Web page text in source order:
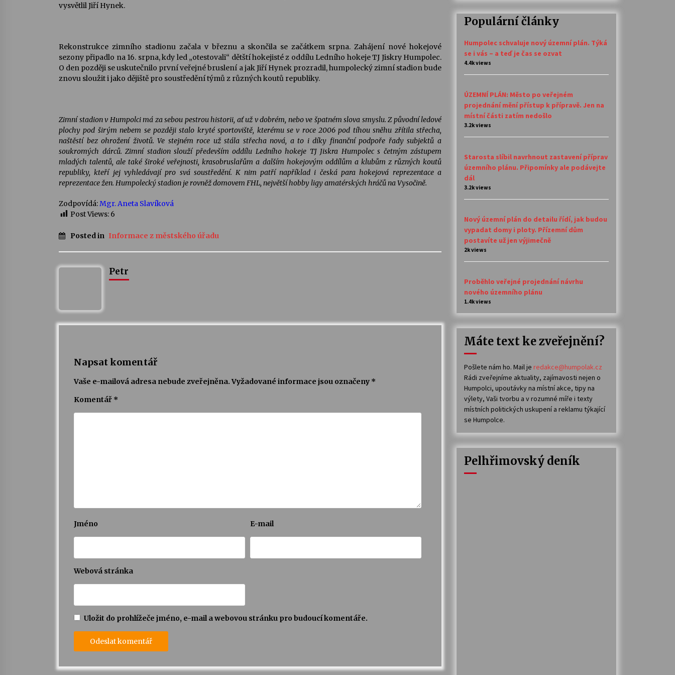
vysvětlil Jiří Hynek.
Rekonstrukce zimního stadionu začala v březnu a skončila se začátkem srpna. Zahájení nové hokejové
sezony připadlo na 16. srpna, kdy led „otestovali“ dětští hokejisté z oddílu Ledního hokeje TJ Jiskry Humpolec.
O den později se uskutečnilo první veřejné bruslení a jak Jiří Hynek prozradil, humpolecký zimní stadion bude
znovu sloužit i jako dějiště pro soustředění týmů z různých koutů republiky.
Zimní stadion v Humpolci má za sebou pestrou historii, ať už v dobrém, nebo ve špatném slova smyslu. Z původní ledové
plochy pod širým nebem se později stalo kryté sportoviště, kterému se v roce 2006 pod tíhou sněhu zřítila střecha,
naštěstí bez ohrožení životů. Ve stejném roce už stála střecha nová, a to i díky finanční podpoře řady subjektů a
soukromých dárců. Zimní stadion slouží především oddílu Ledního hokeje TJ Jiskra Humpolec s četným zástupem
mladých talentů, ale také široké veřejnosti, krasobruslařům a dalším hokejovým oddílům a klubům z různých koutů
republiky, kteří jej vyhledávají pro svá soustředění. K nim patří například i česká para hokejová reprezentace a
reprezentace žen. Humpolecký stadion je rovněž domovem FHL, největší hobby ligy amatérských hráčů na Vysočině.
Zodpovídá:Mgr. Aneta Slavíková
Post Views: 6
Posted in Informace z městského úřadu
Petr
Napsat komentář
Vaše e-mailová adresa nebude zveřejněna. Vyžadované informace jsou označeny *
Komentář *
Jméno E-mail
Webová stránka
Uložit do prohlížeče jméno, e-mail a webovou stránku pro budoucí komentáře.
Populární články
Humpolec schvaluje nový územní plán. Týká
se i vás – a teď je čas se ozvat
4.4k views
ÚZEMNÍ PLÁN: Město po veřejném
projednání mění přístup k přípravě. Jen na
místní části zatím nedošlo
3.2k views
Starosta slíbil navrhnout zastavení příprav
územního plánu. Připomínky ale podávejte
dál
3.2k views
Nový územní plán do detailu řídí, jak budou
vypadat domy i ploty. Přízemní dům
postavíte už jen výjimečně
2k views
Proběhlo veřejné projednání návrhu
nového územního plánu
1.4k views
Máte text ke zveřejnění?
Pošlete nám ho. Mail je redakce@humpolak.cz
Rádi zveřejníme aktuality, zajímavosti nejen o
Humpolci, upoutávky na místní akce, tipy na
výlety, Vaši tvorbu a v rozumné míře i texty
místních politických uskupení a reklamu týkající
se Humpolce.
Pelhřimovský deník